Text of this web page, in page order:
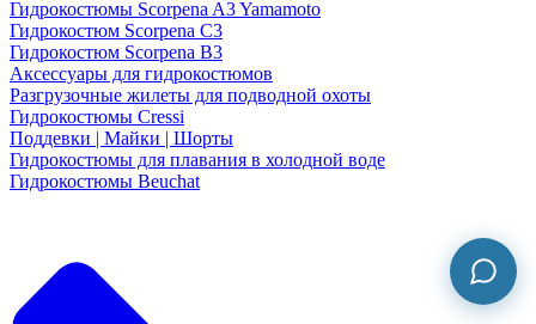
Гидрокостюмы Scorpena A3 Yamamoto
Гидрокостюм Scorpena C3
Гидрокостюм Scorpena B3
Аксессуары для гидрокостюмов
Разгрузочные жилеты для подводной охоты
Гидрокостюмы Cressi
Поддевки | Майки | Шорты
Гидрокостюмы для плавания в холодной воде
Гидрокостюмы Beuchat